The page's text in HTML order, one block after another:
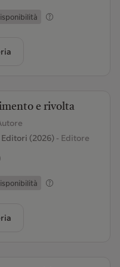
e rivolta
(2026)- Editore